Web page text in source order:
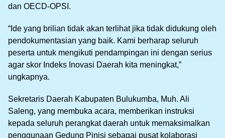
dan OECD-OPSI.
“Ide yang brilian tidak akan terlihat jika tidak didukung oleh
pendokumentasian yang baik. Kami berharap seluruh
peserta untuk mengikuti pendampingan ini dengan serius
agar skor Indeks Inovasi Daerah kita meningkat,”
ungkapnya.
Sekretaris Daerah Kabupaten Bulukumba, Muh. Ali
Saleng, yang membuka acara, memberikan instruksi
kepada seluruh perangkat daerah untuk memaksimalkan
penggunaan Gedung Pinisi sebagai pusat kolaborasi